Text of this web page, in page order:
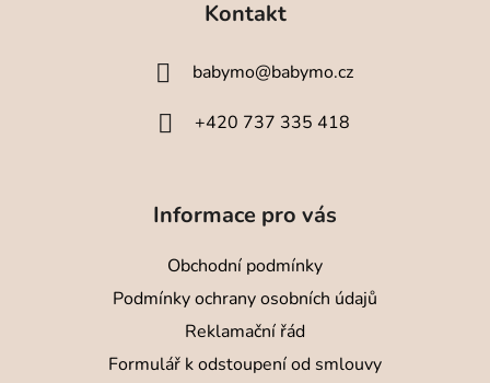
Kontakt
babymo@babymo.cz
+420 737 335 418
Informace pro vás
Obchodní podmínky
Podmínky ochrany osobních údajů
Reklamační řád
Formulář k odstoupení od smlouvy